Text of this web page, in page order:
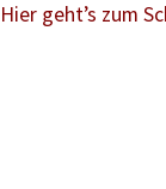
Hier geht’s zum